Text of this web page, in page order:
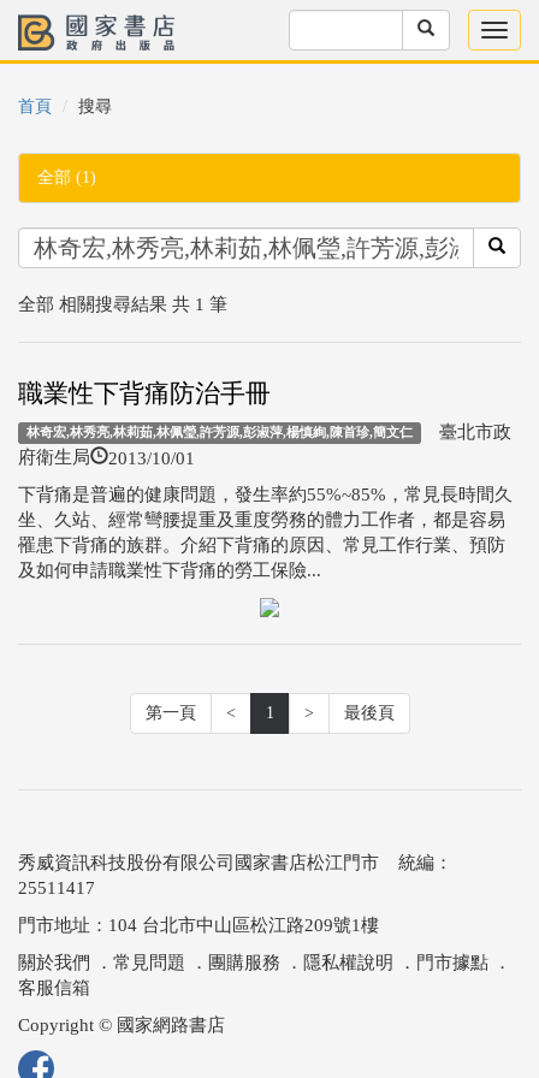
首頁 搜尋
全部 (1)
全部 相關搜尋結果 共 1 筆
職業性下背痛防治手冊
林奇宏,林秀亮,林莉茹,林佩瑩,許芳源,彭淑萍,楊慎絢,陳首珍,簡文仁 臺北市政
府衛生局
2013/10/01
下背痛是普遍的健康問題，發生率約55%~85%，常見長時間久
坐、久站、經常彎腰提重及重度勞務的體力工作者，都是容易
罹患下背痛的族群。介紹下背痛的原因、常見工作行業、預防
及如何申請職業性下背痛的勞工保險...
第一頁 < 1 > 最後頁
秀威資訊科技股份有限公司國家書店松江門市 統編：
25511417
門市地址：104 台北市中山區松江路209號1樓
關於我們 ． 常見問題 ． 團購服務 ． 隱私權說明 ． 門市據點 ．
客服信箱
Copyright © 國家網路書店